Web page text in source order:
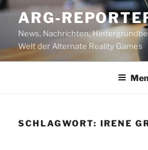
Zum
Inhalt
springen
ARG-
News, Nachrichten,
Welt der Alternate Reality Games
SCHLAGWORT: IRENE